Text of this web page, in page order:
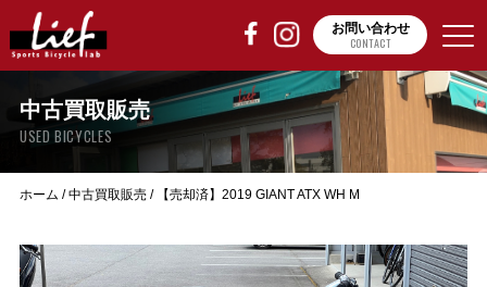
お問い合わせ
CONTACT
中古買取販売
USED BICYCLES
ホーム /中古買取販売/ 【売却済】2019 GIANT ATX WH M